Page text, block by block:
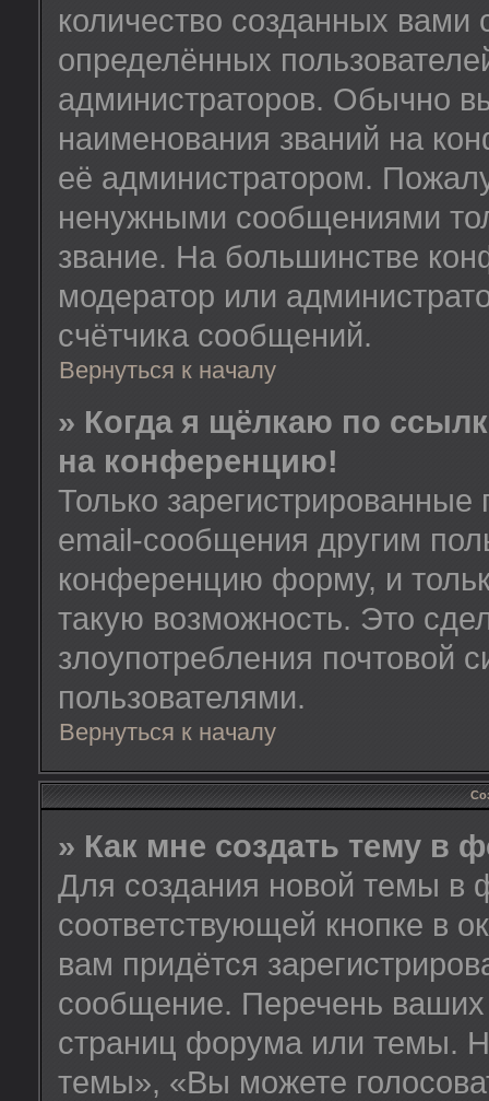
количество созданных
определённых
администраторов. Обычно
наименования званий на
её администратором.
ненужными сообщениями
звание. На большинстве
модератор или
счётчика сообщений.
Вернуться к началу
» Когда я щёлкаю по
на конференцию!
Только зарегистрированные
email-сообщения другим
конференцию форму, и
такую возможность. Это
злоупотребления почтовой
пользователями.
Вернуться к началу
» Как мне создать тему в
Для создания новой темы в
соответствующей кнопке в
вам придётся
сообщение. Перечень ваших
страниц форума или темы.
темы», «Вы можете